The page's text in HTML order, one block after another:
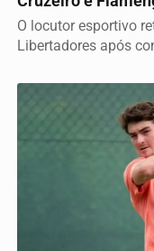
O locutor esportivo
Libertadores após